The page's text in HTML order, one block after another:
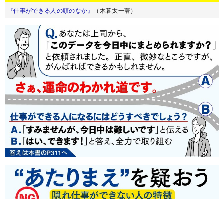
『仕事ができる人の頭のなか』 （木暮太一著）